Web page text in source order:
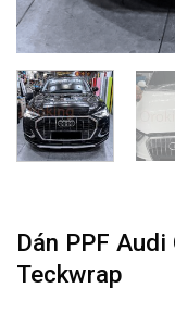
Dán PPF
Teckwrap